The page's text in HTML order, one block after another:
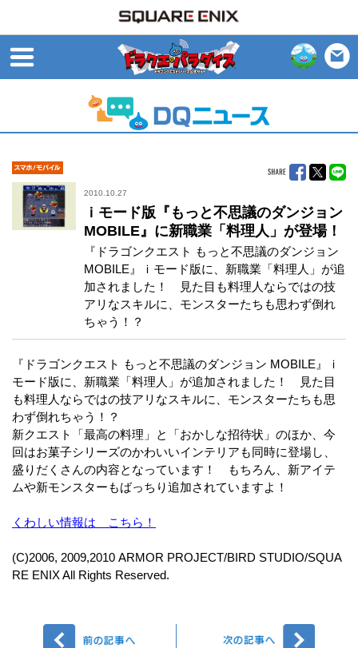
2010.10.27
ｉモード版『もっと不思議のダンジョン
MOBILE』に新職業「料理人」が登場！
『ドラゴンクエスト もっと不思議のダンジョン
MOBILE』ｉモード版に、新職業「料理人」が追
加されました！ 見た目も料理人ならではの技
アリなスキルに、モンスターたちも思わず倒れ
ちゃう！？
『ドラゴンクエスト もっと不思議のダンジョン MOBILE』ｉ
モード版に、新職業「料理人」が追加されました！ 見た目
も料理人ならではの技アリなスキルに、モンスターたちも思
わず倒れちゃう！？
新クエスト「最高の料理」と「おかしな招待状」のほか、今
回はお菓子シリーズのかわいいインテリアも同時に登場し、
盛りだくさんの内容となっています！ もちろん、新アイテ
ムや新モンスターもばっちり追加されていますよ！
くわしい情報は こちら！
(C)2006, 2009,2010 ARMOR PROJECT/BIRD STUDIO/SQUA
RE ENIX All Rights Reserved.